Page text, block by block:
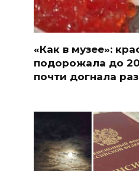
«Как в музее»:
подорожала до
почти догнала